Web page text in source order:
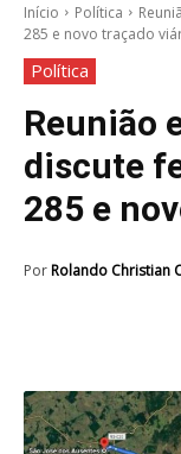
Início Política
285 e novo traçado
Política
Reunião
discute
285 e
PorRolando Christian